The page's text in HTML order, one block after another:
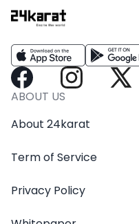
ABOUT US
About 24karat
Term of Service
Privacy Policy